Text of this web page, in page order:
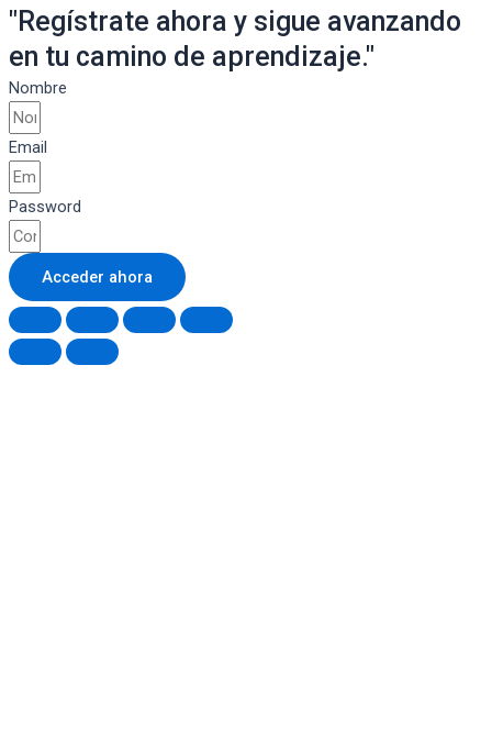
"Regístrate ahora y sigue avanzando
en tu camino de aprendizaje."
Nombre
Email
Password
Acceder ahora